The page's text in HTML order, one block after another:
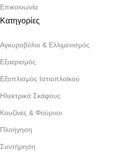
Επικοινωνία
Κατηγορίες
Αγκυροβόλιο & Ελλιμενισμός
Εξαερισμός
Εξοπλισμός Ιστιοπλοϊκού
Ηλεκτρικά Σκάφους
Κουζίνες & Φούρνοι
Πλοήγηση
Συντήρηση